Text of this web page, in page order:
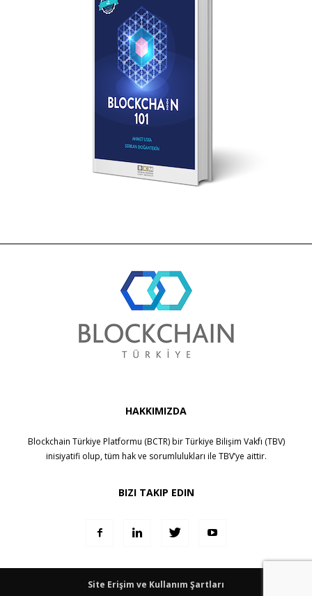
HAKKIMIZDA
Blockchain Türkiye Platformu (BCTR) birTürkiye Bilişim Vakfı (TBV)
inisiyatifi olup, tüm hak ve sorumlulukları ile TBV’ye aittir.
BIZI TAKIP EDIN
Site Erişim ve Kullanım Şartları